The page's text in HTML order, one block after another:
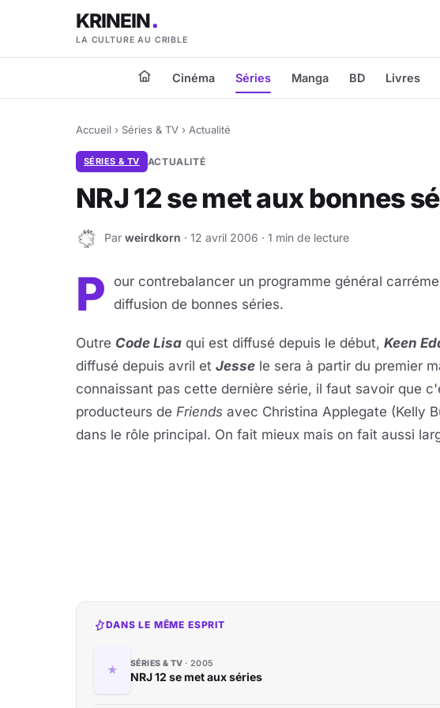
KRINEIN
LA CULTURE AU CRIBLE
Cinéma Séries Manga BD Livres
Accueil › Séries & TV › Actualité
SÉRIES & TV ACTUALITÉ
NRJ 12 se met aux bonnes
W Par weirdkorn · 12 avril 2006 · 1 min de lecture
P
our contrebalancer un programme général
diffusion de bonnes séries.
Outre Code Lisa qui est diffusé depuis le début, Keen
diffusé depuis avril et Jesse le sera à partir du premier
connaissant pas cette dernière série, il faut savoir que
producteurs de Friends avec Christina Applegate (Kelly
dans le rôle principal. On fait mieux mais on fait aussi
DANS LE MÊME ESPRIT
SÉRIES & TV 2005
NRJ 12 se met aux séries